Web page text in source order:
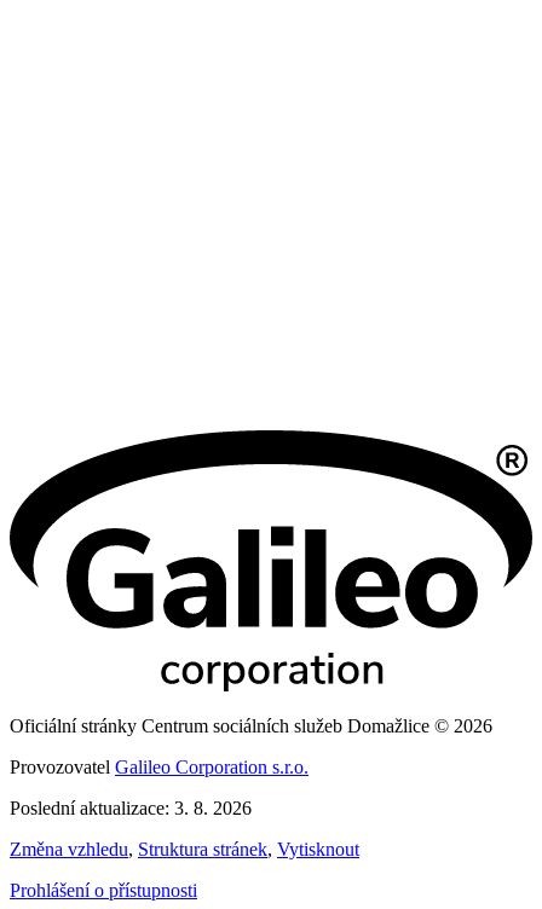
Oficiální stránky Centrum sociálních služeb Domažlice © 2026
Provozovatel Galileo Corporation s.r.o.
Poslední aktualizace: 3. 8. 2026
Změna vzhledu, Struktura stránek, Vytisknout
Prohlášení o přístupnosti